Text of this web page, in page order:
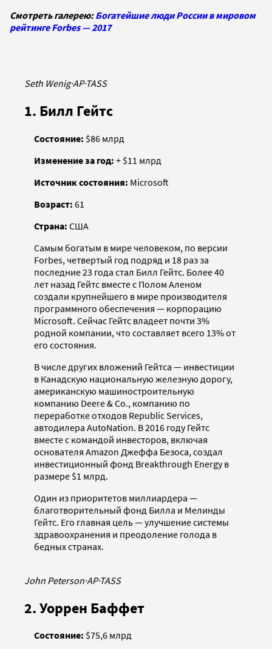
Смотреть галерею:Богатейшие люди России в мировом
рейтинге Forbes — 2017
Seth Wenig·AP·TASS
1. Билл Гейтс
Состояние: $86 млрд
Изменение за год: + $11 млрд
Источник состояния: Microsoft
Возраст: 61
Страна: США
Самым богатым в мире человеком, по версии
Forbes, четвертый год подряд и 18 раз за
последние 23 года стал Билл Гейтс. Более 40
лет назад Гейтс вместе с Полом Аленом
создали крупнейшего в мире производителя
программного обеспечения — корпорацию
Microsoft. Сейчас Гейтс владеет почти 3%
родной компании, что составляет всего 13% от
его состояния.
В числе других вложений Гейтса — инвестиции
в Канадскую национальную железную дорогу,
американскую машиностроительную
компанию Deere & Co., компанию по
переработке отходов Republic Services,
автодилера AutoNation. В 2016 году Гейтс
вместе с командой инвесторов, включая
основателя Amazon Джеффа Безоса, создал
инвестиционный фонд Breakthrough Energy в
размере $1 млрд.
Один из приоритетов миллиардера —
благотворительный фонд Билла и Мелинды
Гейтс. Его главная цель — улучшение системы
здравоохранения и преодоление голода в
бедных странах.
John Peterson·AP·TASS
2. Уоррен Баффет
Состояние: $75,6 млрд